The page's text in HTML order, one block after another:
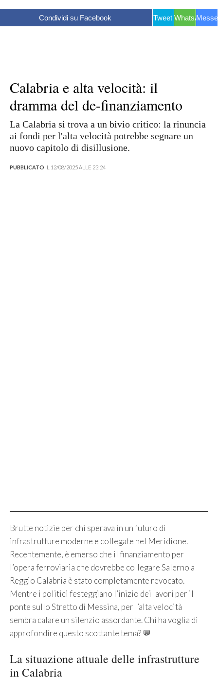
Condividi su Facebook Tweet WhatsApp
Calabria e alta velocità: il
dramma del de-finanziamento
La Calabria si trova a un bivio critico: la rinuncia
ai fondi per l'alta velocità potrebbe segnare un
nuovo capitolo di disillusione.
PUBBLICATO IL 12/08/2025 ALLE 23:24
Brutte notizie per chi sperava in un futuro di
infrastrutture moderne e collegate nel Meridione.
Recentemente, è emerso che il finanziamento per
l’opera ferroviaria che dovrebbe collegare Salerno a
Reggio Calabria è stato completamente revocato.
Mentre i politici festeggiano l’inizio dei lavori per il
ponte sullo Stretto di Messina, per l’alta velocità
sembra calare un silenzio assordante. Chi ha voglia di
approfondire questo scottante tema? 💬
La situazione attuale delle infrastrutture
in Calabria